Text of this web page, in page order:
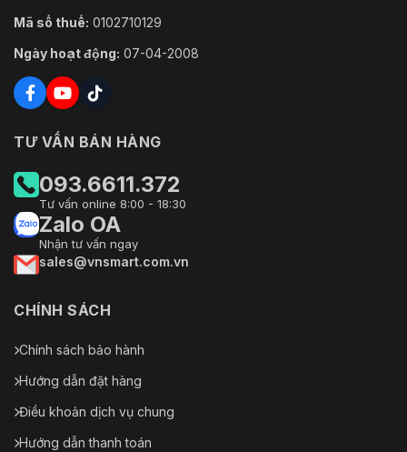
Mã số thuế: 0102710129
Ngày hoạt động: 07-04-2008
TƯ VẤN BÁN HÀNG
093.6611.372
Tư vấn online 8:00 - 18:30
Zalo OA
Nhận tư vấn ngay
sales@vnsmart.com.vn
CHÍNH SÁCH
Chính sách bảo hành
Hướng dẫn đặt hàng
Điều khoản dịch vụ chung
Hướng dẫn thanh toán